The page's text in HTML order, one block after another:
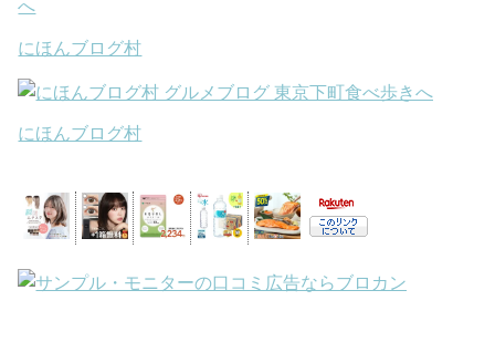
にほんブログ村
にほんブログ村